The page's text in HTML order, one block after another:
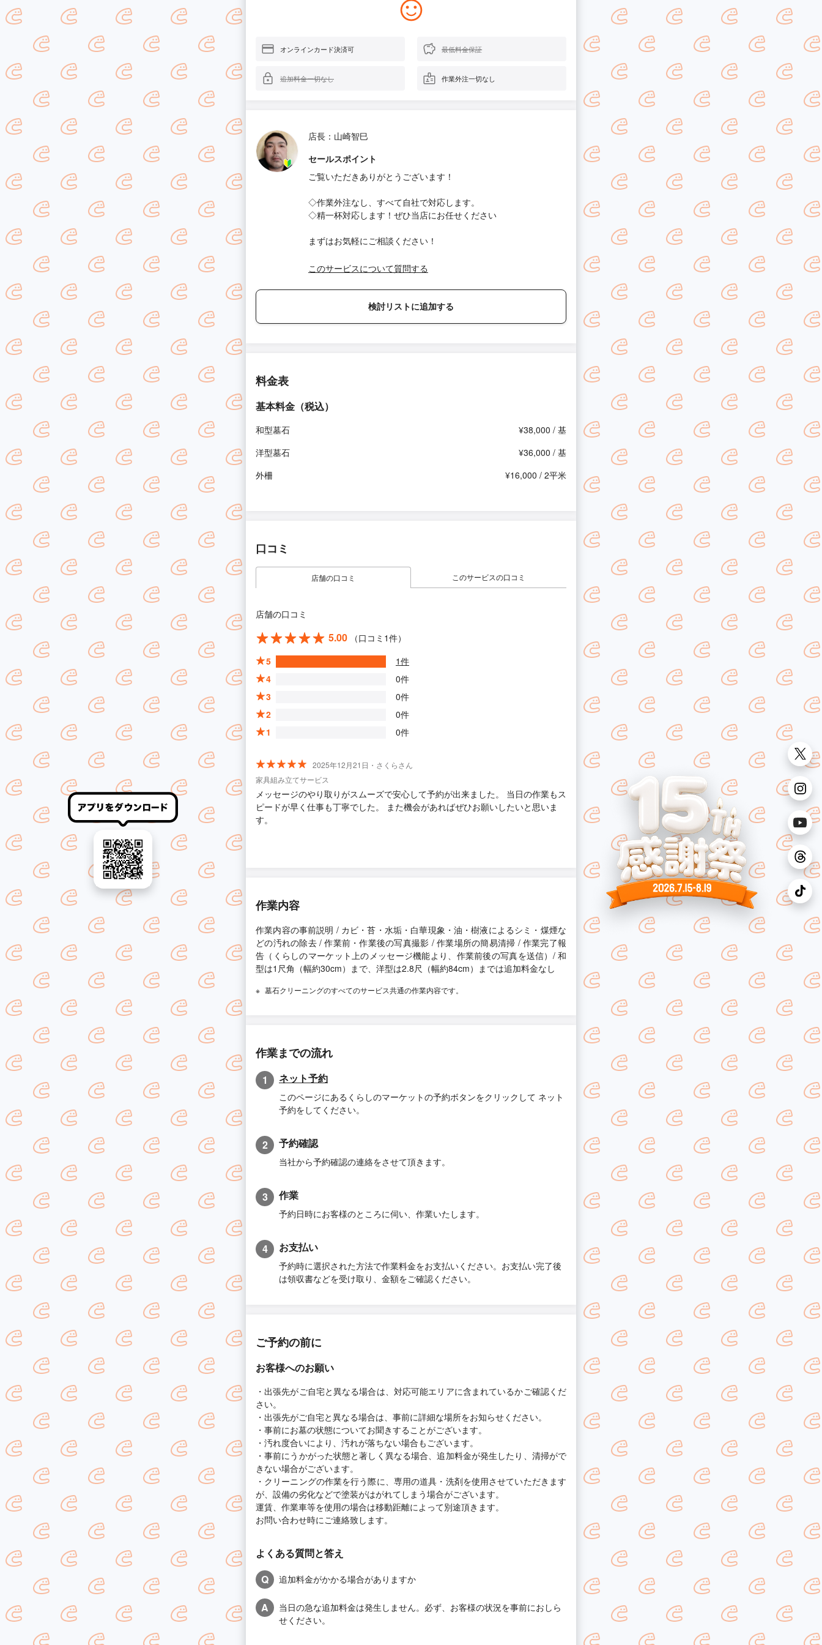
オンラインカード決済可 最低料金保証
追加料金一切なし 作業外注一切なし
店長：山崎智巳
セールスポイント
ご覧いただきありがとうございます！
◇作業外注なし、すべて自社で対応します。
◇精一杯対応します！ぜひ当店にお任せください
まずはお気軽にご相談ください！
このサービスについて質問する
検討リストに追加する
料金表
基本料金（税込）
和型墓石
¥38,000 / 基
洋型墓石
¥36,000 / 基
外柵
¥16,000 / 2平米
口コミ
店舗の口コミ このサービスの口コミ
店舗の口コミ
5.00
（口コミ1件）
5
1件
4
0件
3
0件
2
0件
1
0件
2025年12月21日・さくらさん
家具組み立てサービス
メッセージのやり取りがスムーズで安心して予約が出来ました。 当日の作業もス
ピードが早く仕事も丁寧でした。 また機会があればぜひお願いしたいと思いま
す。
作業内容
作業内容の事前説明 / カビ・苔・水垢・白華現象・油・樹液によるシミ・煤煙な
どの汚れの除去 / 作業前・作業後の写真撮影 / 作業場所の簡易清掃 / 作業完了報
告（くらしのマーケット上のメッセージ機能より、作業前後の写真を送信）/ 和
型は1尺角（幅約30cm）まで、洋型は2.8尺（幅約84cm）までは追加料金なし
墓石クリーニングのすべてのサービス共通の作業内容です。
作業までの流れ
1 ネット予約
このページにあるくらしのマーケットの予約ボタンをクリックして ネット
予約をしてください。
2 予約確認
当社から予約確認の連絡をさせて頂きます。
3 作業
予約日時にお客様のところに伺い、作業いたします。
4 お支払い
予約時に選択された方法で作業料金をお支払いください。お支払い完了後
は領収書などを受け取り、金額をご確認ください。
ご予約の前に
お客様へのお願い
・出張先がご自宅と異なる場合は、対応可能エリアに含まれているかご確認くだ
さい。
・出張先がご自宅と異なる場合は、事前に詳細な場所をお知らせください。
・事前にお墓の状態についてお聞きすることがございます。
・汚れ度合いにより、汚れが落ちない場合もございます。
・事前にうかがった状態と著しく異なる場合、追加料金が発生したり、清掃がで
きない場合がございます。
・クリーニングの作業を行う際に、専用の道具・洗剤を使用させていただきます
が、設備の劣化などで塗装がはがれてしまう場合がございます。
運賃、作業車等を使用の場合は移動距離によって別途頂きます。
お問い合わせ時にご連絡致します。
よくある質問と答え
Q
追加料金がかかる場合がありますか
A
当日の急な追加料金は発生しません。必ず、お客様の状況を事前におしら
せください。